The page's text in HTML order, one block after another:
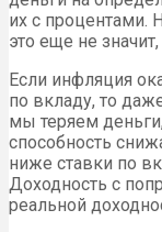
их с процентами.
это еще не
Если инфляция
по вкладу, то
мы теряем
способность
ниже ставки по
Доходность с
реальной